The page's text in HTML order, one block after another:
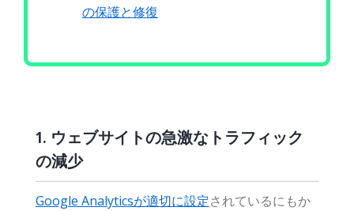
の保護と修復
1. ウェブサイトの急激なトラフィック
の減少
Google Analyticsが適切に設定されているにもか